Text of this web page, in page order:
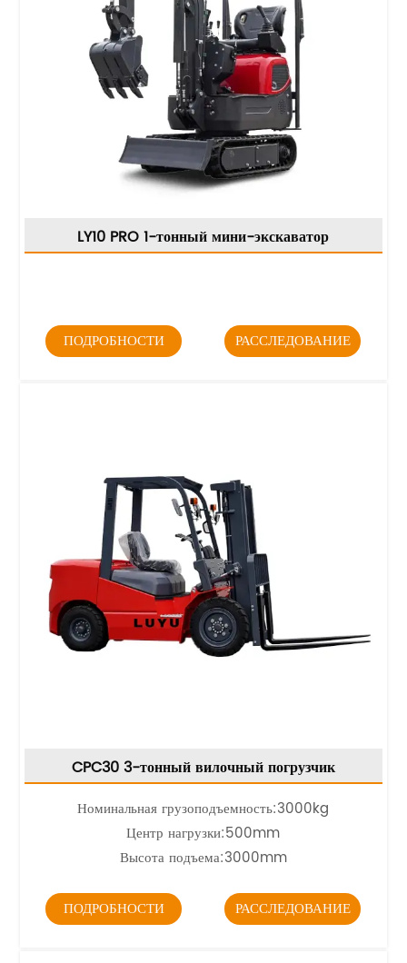
LY10 PRO 1-тонный мини-экскаватор
ПОДРОБНОСТИ РАССЛЕДОВАНИЕ
CPC30 3-тонный вилочный погрузчик
Номинальная грузоподъемность:3000kg
Центр нагрузки:500mm
Высота подъема:3000mm
ПОДРОБНОСТИ РАССЛЕДОВАНИЕ